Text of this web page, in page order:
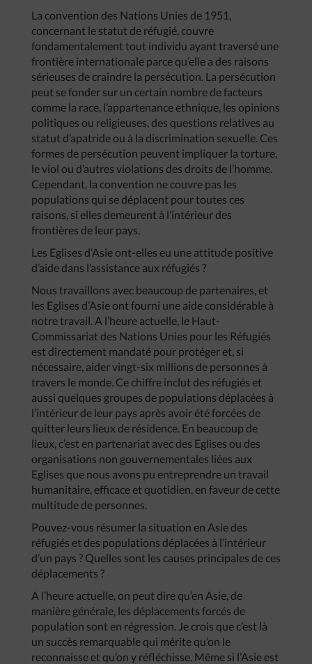
La convention des Nations Unies de 1951,
concernant le statut de réfugié, couvre
fondamentalement tout individu ayant traversé une
frontière internationale parce qu’elle a des raisons
sérieuses de craindre la persécution. La persécution
peut se fonder sur un certain nombre de facteurs
comme la race, l’appartenance ethnique, les opinions
politiques ou religieuses, des questions relatives au
statut d’apatride ou à la discrimination sexuelle. Ces
formes de persécution peuvent impliquer la torture,
le viol ou d’autres violations des droits de l’homme.
Cependant, la convention ne couvre pas les
populations qui se déplacent pour toutes ces
raisons, si elles demeurent à l’intérieur des
frontières de leur pays.
Les Eglises d’Asie ont-elles eu une attitude positive
d’aide dans l’assistance aux réfugiés ?
Nous travaillons avec beaucoup de partenaires, et
les Eglises d’Asie ont fourni une aide considérable à
notre travail. A l’heure actuelle, le Haut-
Commissariat des Nations Unies pour les Réfugiés
est directement mandaté pour protéger et, si
nécessaire, aider vingt-six millions de personnes à
travers le monde. Ce chiffre inclut des réfugiés et
aussi quelques groupes de populations déplacées à
l’intérieur de leur pays après avoir été forcées de
quitter leurs lieux de résidence. En beaucoup de
lieux, c’est en partenariat avec des Eglises ou des
organisations non gouvernementales liées aux
Eglises que nous avons pu entreprendre un travail
humanitaire, efficace et quotidien, en faveur de cette
multitude de personnes.
Pouvez-vous résumer la situation en Asie des
réfugiés et des populations déplacées à l’intérieur
d’un pays ? Quelles sont les causes principales de ces
déplacements ?
A l’heure actuelle, on peut dire qu’en Asie, de
manière générale, les déplacements forcés de
population sont en régression. Je crois que c’est là
un succès remarquable qui mérite qu’on le
reconnaisse et qu’on y réfléchisse. Même si l’Asie est